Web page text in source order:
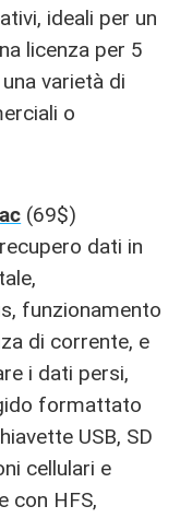
ideali per un
licenza per 5
varietà di
o
(69$)
dati in
funzionamento
di corrente, e
i dati persi,
formattato
USB, SD
cellulari e
con HFS,